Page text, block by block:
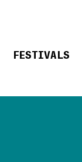
FESTIVALS